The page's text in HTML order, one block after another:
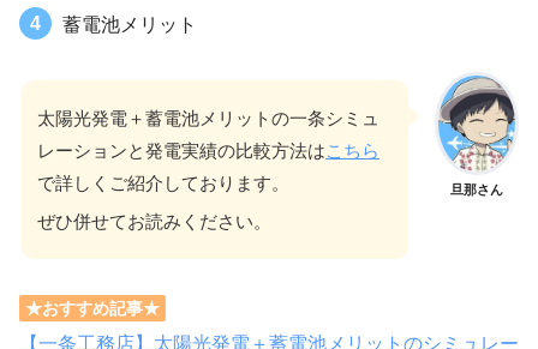
蓄電池メリット
旦那さん
太陽光発電＋蓄電池メリットの一条シミュ
レーションと発電実績の比較方法はこちら
で詳しくご紹介しております。
ぜひ併せてお読みください。
★おすすめ記事★
【一条工務店】太陽光発電＋蓄電池メリットのシミュレー